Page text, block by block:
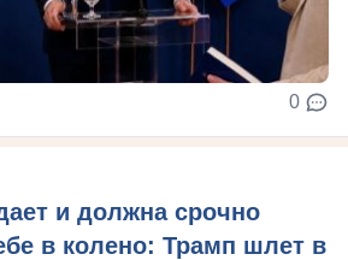
0
и должна срочно
в колено: Трамп шлет в